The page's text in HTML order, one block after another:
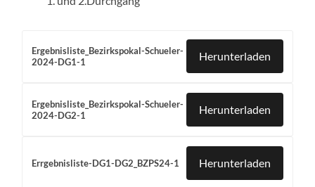
Ergebnisliste_Bezirkspokal-Schueler-
2024-DG1-1
Herunterladen
Ergebnisliste_Bezirkspokal-Schueler-
2024-DG2-1
Herunterladen
Errgebnisliste-DG1-DG2_BZPS24-1 Herunterladen